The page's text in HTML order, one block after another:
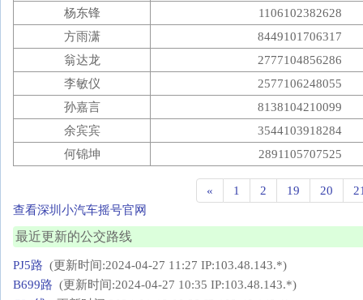
杨东锋
1106102382628
方雨潇
8449101706317
翁达龙
2777104856286
李敏仪
2577106248055
孙嘉言
8138104210099
余宾宾
3544103918284
何锦坤
2891105707525
« 1 2 19 20
查看深圳小汽车摇号官网
最近更新的公交路线
PJ5路 (更新时间:2024-04-27 11:27 IP:103.48.143.*)
B699路 (更新时间:2024-04-27 10:35 IP:103.48.143.*)